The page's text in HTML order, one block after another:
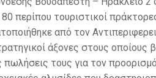
περίπου τουριστικοί
από τον
άξονες στους
τους για τον